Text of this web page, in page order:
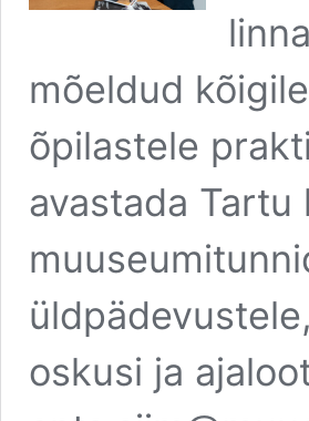
mõeldud
õpilastele
avastada Tartu
oskusi ja